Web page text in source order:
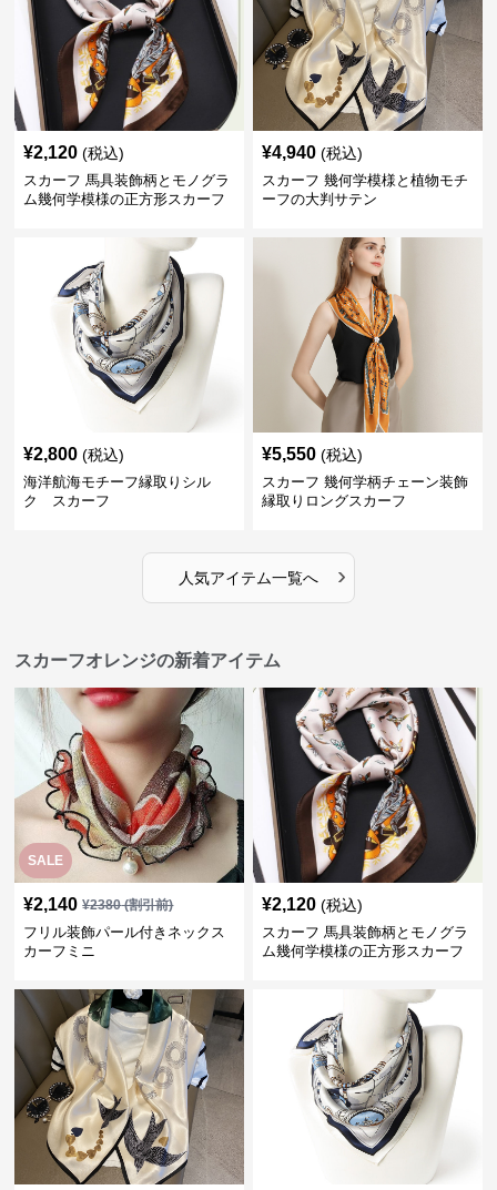
¥2,120 (税込)
スカーフ 馬具装飾柄とモノグラ
ム幾何学模様の正方形スカーフ
¥4,940 (税込)
スカーフ 幾何学模様と植物モチ
ーフの大判サテン
¥2,800 (税込)
海洋航海モチーフ縁取りシル
ク スカーフ
¥5,550 (税込)
スカーフ 幾何学柄チェーン装飾
縁取りロングスカーフ
人気アイテム一覧へ ›
スカーフオレンジの新着アイテム
SALE
¥2,140 ¥2380(割引前)
フリル装飾パール付きネックス
カーフミニ
¥2,120 (税込)
スカーフ 馬具装飾柄とモノグラ
ム幾何学模様の正方形スカーフ